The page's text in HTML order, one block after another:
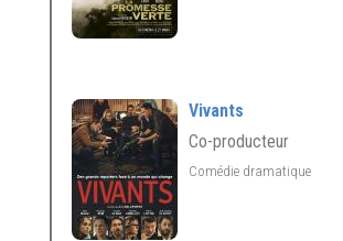
Vivants
Co-producteur
Comédie dramatique